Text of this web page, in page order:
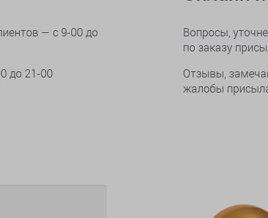
— с 9-00 до
до 21-00
Вопросы,
по заказу
Отзывы,
жалобы